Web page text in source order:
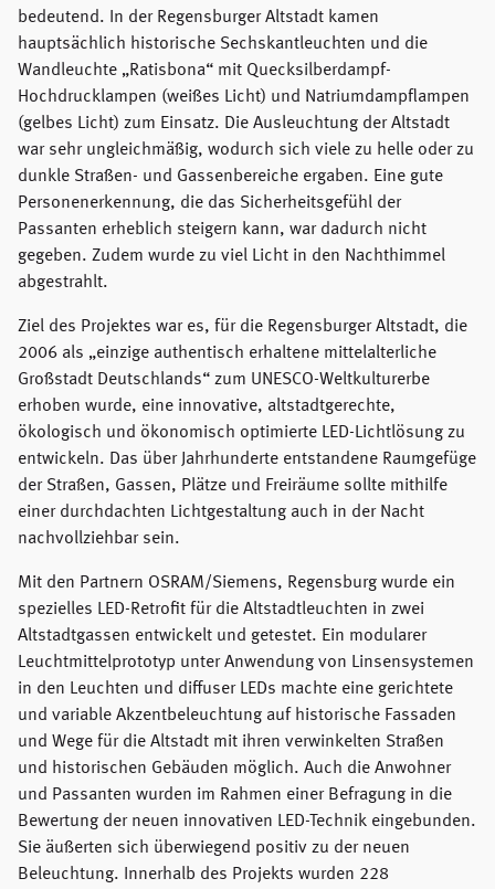
bedeutend. In der Regensburger Altstadt kamen
hauptsächlich historische Sechskantleuchten und die
Wandleuchte „Ratisbona“ mit Quecksilberdampf-
Hochdrucklampen (weißes Licht) und Natriumdampflampen
(gelbes Licht) zum Einsatz. Die Ausleuchtung der Altstadt
war sehr ungleichmäßig, wodurch sich viele zu helle oder zu
dunkle Straßen- und Gassenbereiche ergaben. Eine gute
Personenerkennung, die das Sicherheitsgefühl der
Passanten erheblich steigern kann, war dadurch nicht
gegeben. Zudem wurde zu viel Licht in den Nachthimmel
abgestrahlt.
Ziel des Projektes war es, für die Regensburger Altstadt, die
2006 als „einzige authentisch erhaltene mittelalterliche
Großstadt Deutschlands“ zum UNESCO-Weltkulturerbe
erhoben wurde, eine innovative, altstadtgerechte,
ökologisch und ökonomisch optimierte LED-Lichtlösung zu
entwickeln. Das über Jahrhunderte entstandene Raumgefüge
der Straßen, Gassen, Plätze und Freiräume sollte mithilfe
einer durchdachten Lichtgestaltung auch in der Nacht
nachvollziehbar sein.
Mit den Partnern OSRAM/Siemens, Regensburg wurde ein
spezielles LED-Retrofit für die Altstadtleuchten in zwei
Altstadtgassen entwickelt und getestet. Ein modularer
Leuchtmittelprototyp unter Anwendung von Linsensystemen
in den Leuchten und diffuser LEDs machte eine gerichtete
und variable Akzentbeleuchtung auf historische Fassaden
und Wege für die Altstadt mit ihren verwinkelten Straßen
und historischen Gebäuden möglich. Auch die Anwohner
und Passanten wurden im Rahmen einer Befragung in die
Bewertung der neuen innovativen LED-Technik eingebunden.
Sie äußerten sich überwiegend positiv zu der neuen
Beleuchtung. Innerhalb des Projekts wurden 228